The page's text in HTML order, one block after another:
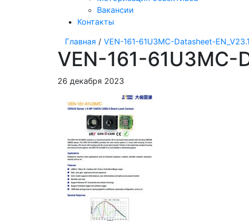
Вакансии
Контакты
Главная / VEN-161-61U3MC-Datasheet-
VEN-161-61U3MC-
26 декабря 2023